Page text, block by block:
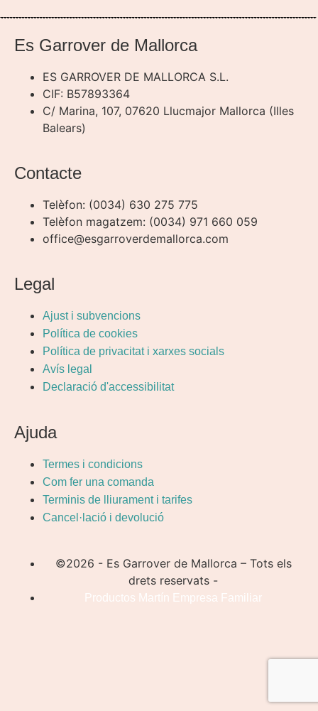
Es Garrover de Mallorca
ES GARROVER DE MALLORCA S.L.
CIF: B57893364
C/ Marina, 107, 07620 Llucmajor Mallorca (Illes
Balears)
Contacte
Telèfon: (0034) 630 275 775
Telèfon magatzem: (0034) 971 660 059
office@esgarroverdemallorca.com
Legal
Ajust i subvencions
Política de cookies
Política de privacitat i xarxes socials
Avís legal
Declaració d'accessibilitat
Ajuda
Termes i condicions
Com fer una comanda
Terminis de lliurament i tarifes
Cancel·lació i devolució
©2026 - Es Garrover de Mallorca – Tots els
drets reservats -
Productos Martín Empresa Familiar